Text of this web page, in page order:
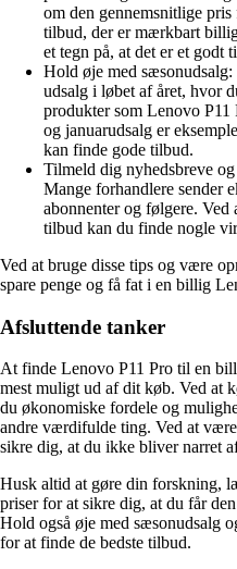
om den gennemsnitlige
tilbud, der er mærkbart
et tegn på, at det er et godt
Hold øje med
udsalg i løbet af året, hvor
produkter som Lenovo
og januarudsalg er
kan finde gode tilbud.
Tilmeld dig nyhedsbreve
Mange forhandlere sender
abonnenter og følgere. Ved
tilbud kan du finde nogle
Ved at bruge disse tips og være
spare penge og få fat i en billig
Afsluttende tanker
At finde Lenovo P11 Pro til en
mest muligt ud af dit køb. Ved at
du økonomiske fordele og
andre værdifulde ting. Ved at
sikre dig, at du ikke bliver narret
Husk altid at gøre din forskning,
priser for at sikre dig, at du får
Hold også øje med sæsonudsalg
for at finde de bedste tilbud.